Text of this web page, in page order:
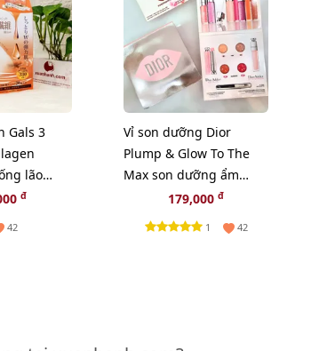
Gals 3
lão
da, 20pcs
đ
42
Vỉ son dưỡng Dior
Plump & Glow To The
Max son dưỡng ẩm
tăng sắc cho môi 2in1
179,000đ
1 42